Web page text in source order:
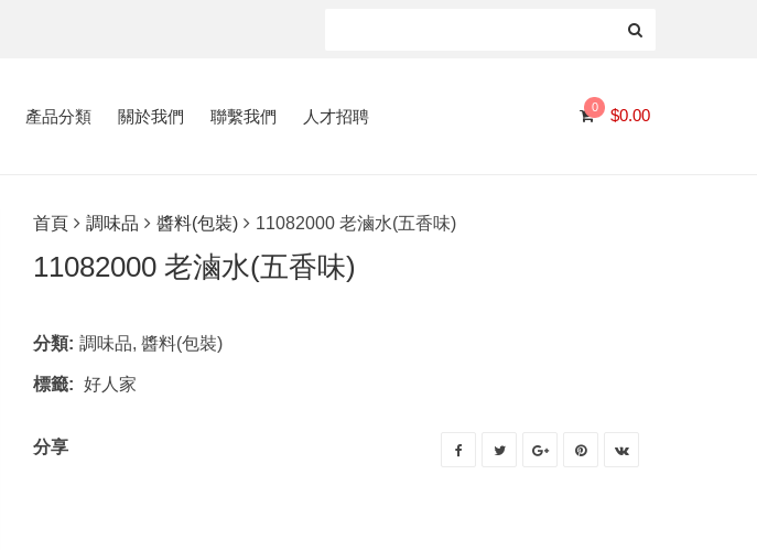
產品分類 關於我們 聯繫我們 人才招聘 0 $0.00
首頁 調味品 醬料(包裝) 11082000 老滷水(五香味)
11082000 老滷水(五香味)
分類: 調味品, 醬料(包裝)
標籤: 好人家
分享